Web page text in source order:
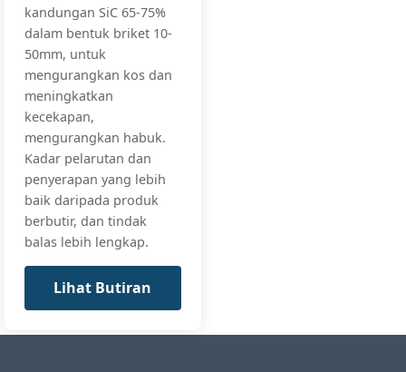
Steel
Specialty
Ferro
Silicon
75%
(Special
Steel)
FeSi75-SS,
FeSi75-ULC
Specialty
Ferro
Si:
kandungan SiC 65-75%
dalam bentuk briket 10-
50mm, untuk
mengurangkan kos dan
meningkatkan
kecekapan,
mengurangkan habuk.
Kadar pelarutan dan
penyerapan yang lebih
baik daripada produk
berbutir, dan tindak
balas lebih lengkap.
Lihat Butiran